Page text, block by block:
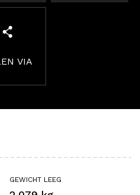
VIA
GEWICHT LEEG